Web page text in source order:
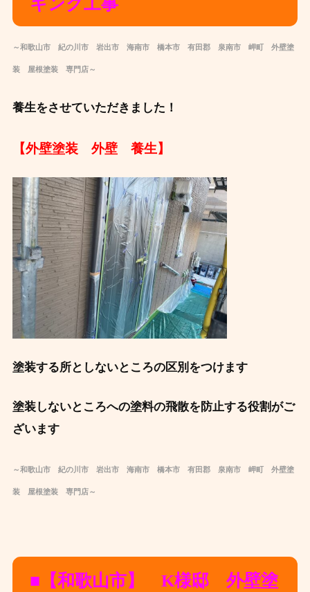
～和歌山市 紀の川市 岩出市 海南市 橋本市 有田郡 泉南市 岬町 外壁塗
装 屋根塗装 専門店～
養生をさせていただきました！
【外壁塗装 外壁 養生】
塗装する所としないところの区別をつけます
塗装しないところへの塗料の飛散を防止する役割がご
ざいます ‍
～和歌山市 紀の川市 岩出市 海南市 橋本市 有田郡 泉南市 岬町 外壁塗
装 屋根塗装 専門店～
■【和歌山市】 K様邸 外壁塗